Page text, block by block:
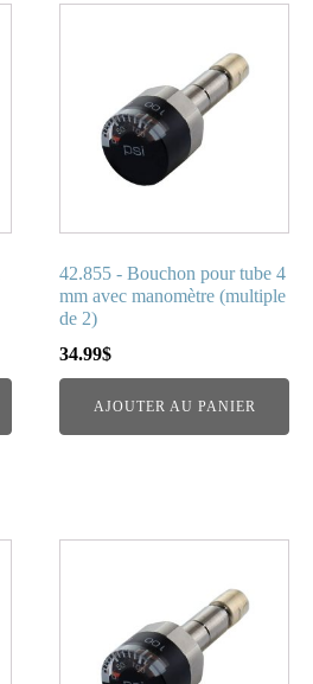
42.855 - Bouchon pour tube 4
mm avec manomètre (multiple
de 2)
34.99$
AJOUTER AU PANIER